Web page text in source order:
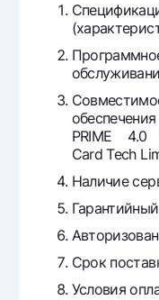
Контакт-центр
+998 78 148-00-10
PRIME 4.0
Card Tech
Наличие
Срок
Условия